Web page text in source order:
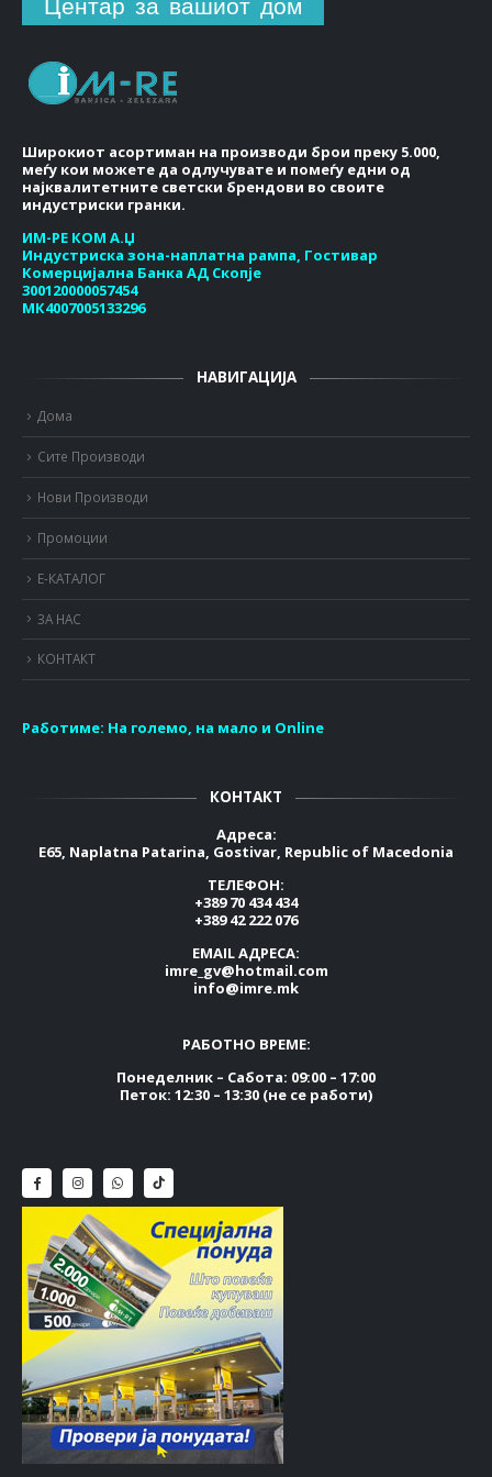
Широкиот асортиман на производи брои преку 5.000,
меѓу кои можете да одлучувате и помеѓу едни од
најквалитетните светски брендови во своите
индустриски гранки.
ИМ-РЕ КОМ А.Џ
Индустриска зона-наплатна рампа, Гостивар
Комерцијална Банка АД Скопје
300120000057454
МК4007005133296
НАВИГАЦИЈА
Дома
Сите Производи
Нови Производи
Промоции
Е-КАТАЛОГ
ЗА НАС
КОНТАКТ
Работиме: На големо, на мало и Online
КОНТАКТ
Адреса:
E65, Naplatna Patarina, Gostivar, Republic of Macedonia
ТЕЛЕФОН:
+389 70 434 434
+389 42 222 076
EMAIL АДРЕСА:
imre_gv@hotmail.com
info@imre.mk
РАБОТНО ВРЕМЕ:
Понеделник – Сабота: 09:00 – 17:00
Петок: 12:30 – 13:30 (не се работи)